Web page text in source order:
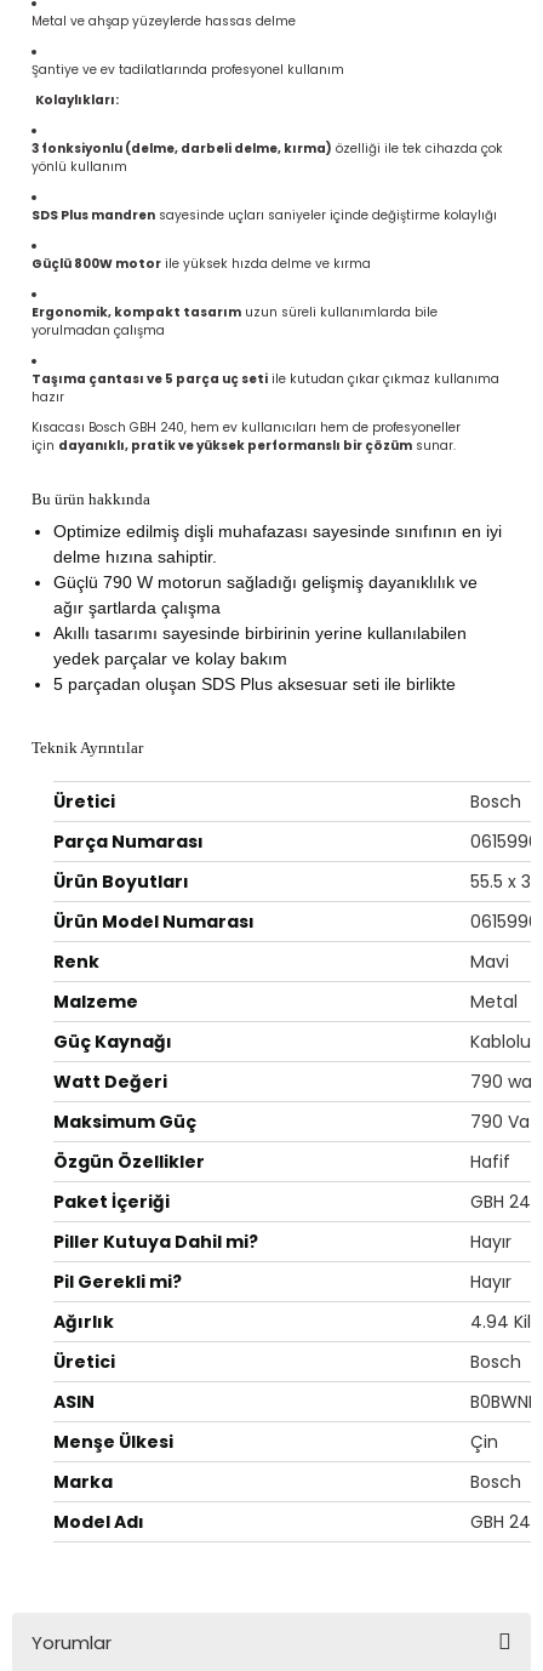
Metal ve ahşap yüzeylerde hassas delme
Şantiye ve ev tadilatlarında profesyonel kullanım
Kolaylıkları:
3 fonksiyonlu (delme, darbeli delme, kırma) özelliği ile tek cihazda çok
yönlü kullanım
SDS Plus mandren sayesinde uçları saniyeler içinde değiştirme kolaylığı
Güçlü 800W motor ile yüksek hızda delme ve kırma
Ergonomik, kompakt tasarım uzun süreli kullanımlarda bile
yorulmadan çalışma
Taşıma çantası ve 5 parça uç seti ile kutudan çıkar çıkmaz kullanıma
hazır
Kısacası Bosch GBH 240, hem ev kullanıcıları hem de profesyoneller
için dayanıklı, pratik ve yüksek performanslı bir çözüm sunar.
Bu ürün hakkında
Optimize edilmiş dişli muhafazası sayesinde sınıfının en iyi
delme hızına sahiptir.
Güçlü 790 W motorun sağladığı gelişmiş dayanıklılık ve
ağır şartlarda çalışma
Akıllı tasarımı sayesinde birbirinin yerine kullanılabilen
yedek parçalar ve kolay bakım
5 parçadan oluşan SDS Plus aksesuar seti ile birlikte
Teknik Ayrıntılar
Üretici
‎Bosch
Parça Numarası
Ürün Boyutları
‎55.5 x
Ürün Model Numarası
Renk
‎Mavi
Malzeme
‎Metal
Güç Kaynağı
‎Kablolu
Watt Değeri
‎790
Maksimum Güç
‎790 Vat
Özgün Özellikler
‎Hafif
Paket İçeriği
‎GBH
Piller Kutuya Dahil mi?
‎Hayır
Pil Gerekli mi?
‎Hayır
Ağırlık
‎4.94
Üretici
‎Bosch
ASIN
Menşe Ülkesi
‎Çin
Marka
‎Bosch
Model Adı
‎GBH
Yorumlar